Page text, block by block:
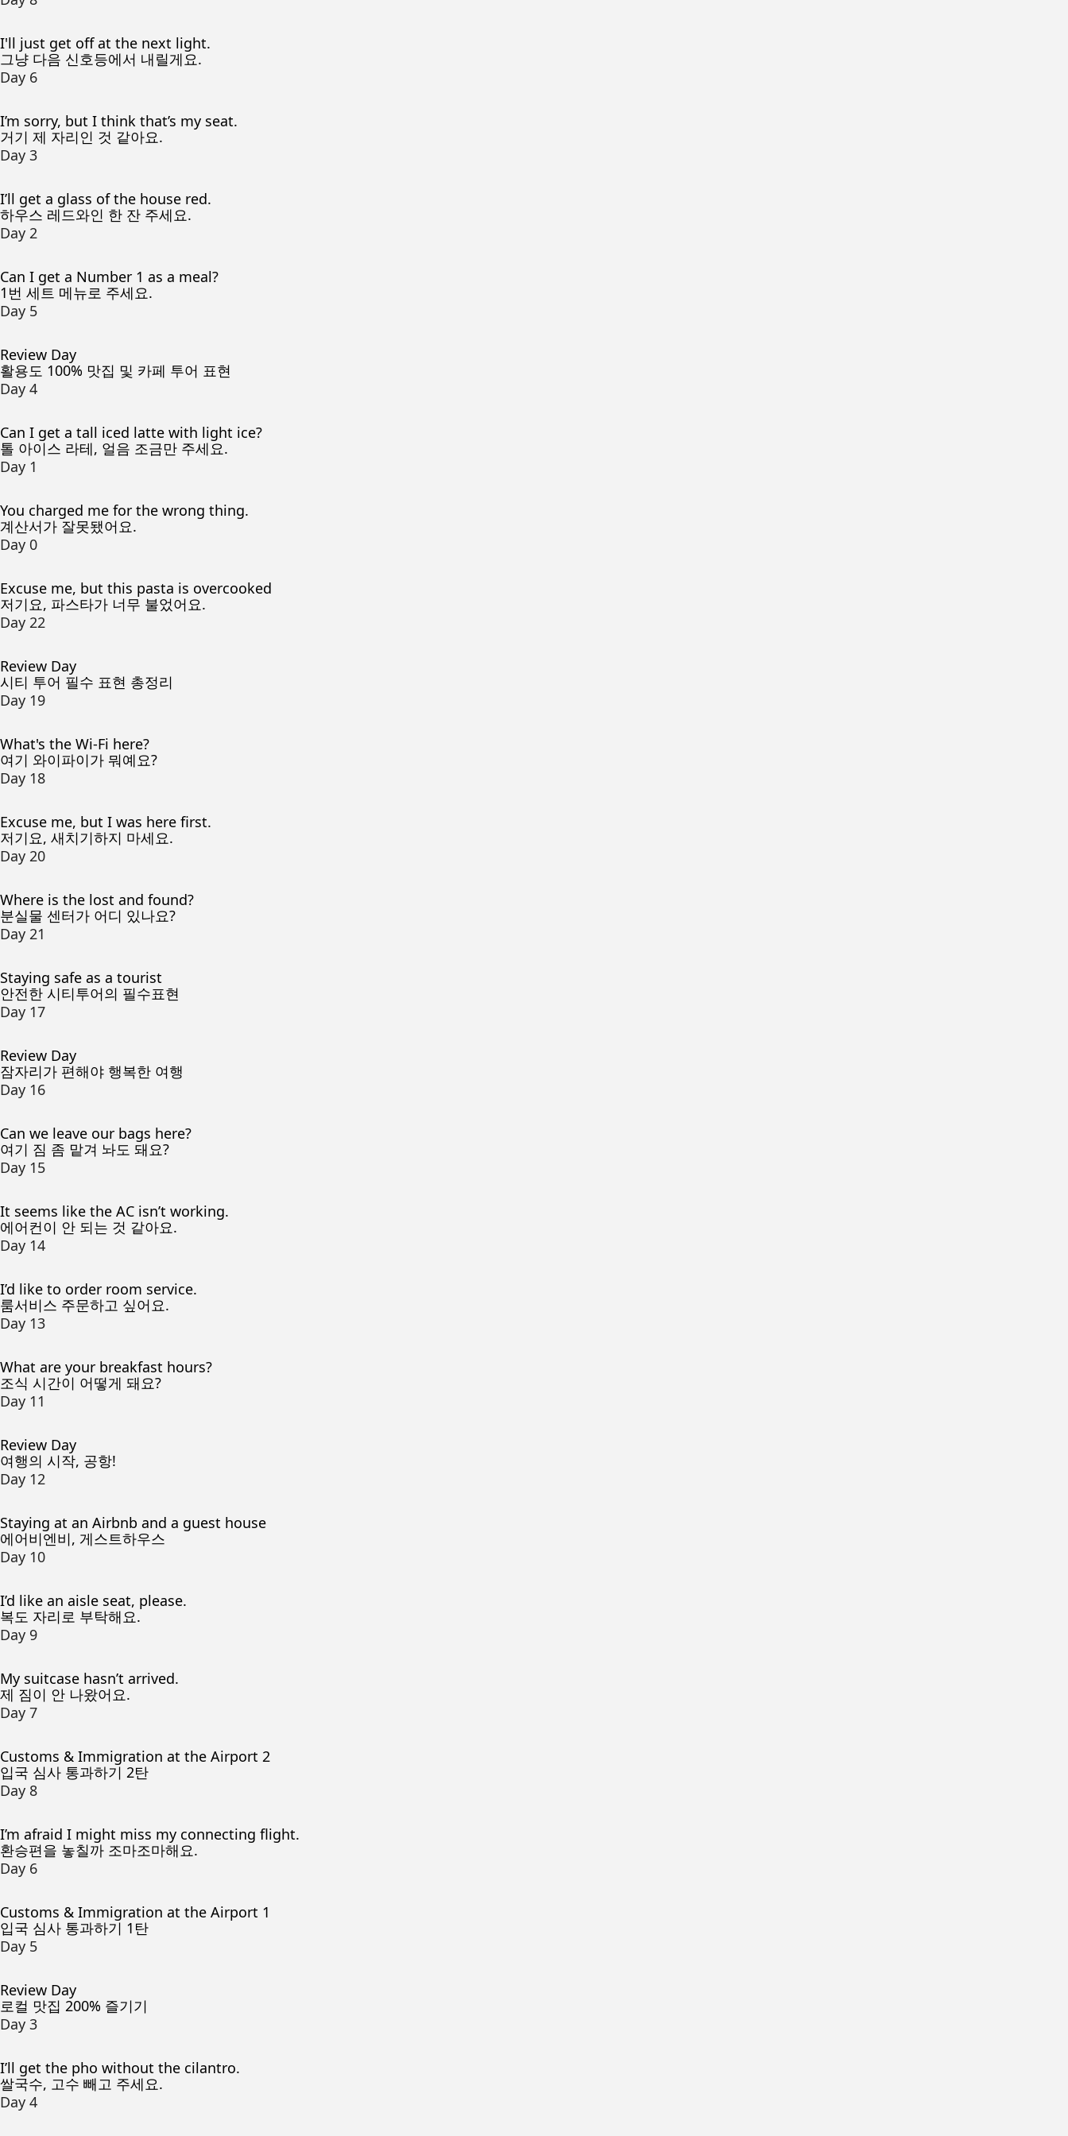
I'll just get off at the next light.
그냥 다음 신호등에서 내릴게요.
Day 6
I’m sorry, but I think that’s my seat.
거기 제 자리인 것 같아요.
Day 3
I’ll get a glass of the house red.
하우스 레드와인 한 잔 주세요.
Day 2
Can I get a Number 1 as a meal?
1번 세트 메뉴로 주세요.
Day 5
Review Day
활용도 100% 맛집 및 카페 투어 표현
Day 4
Can I get a tall iced latte with light ice?
톨 아이스 라테, 얼음 조금만 주세요.
Day 1
You charged me for the wrong thing.
계산서가 잘못됐어요.
Day 0
Excuse me, but this pasta is overcooked
저기요, 파스타가 너무 불었어요.
Day 22
Review Day
시티 투어 필수 표현 총정리
Day 19
What's the Wi-Fi here?
여기 와이파이가 뭐예요?
Day 18
Excuse me, but I was here first.
저기요, 새치기하지 마세요.
Day 20
Where is the lost and found?
분실물 센터가 어디 있나요?
Day 21
Staying safe as a tourist
안전한 시티투어의 필수표현
Day 17
Review Day
잠자리가 편해야 행복한 여행
Day 16
Can we leave our bags here?
여기 짐 좀 맡겨 놔도 돼요?
Day 15
It seems like the AC isn’t working.
에어컨이 안 되는 것 같아요.
Day 14
I’d like to order room service.
룸서비스 주문하고 싶어요.
Day 13
What are your breakfast hours?
조식 시간이 어떻게 돼요?
Day 11
Review Day
여행의 시작, 공항!
Day 12
Staying at an Airbnb and a guest house
에어비엔비, 게스트하우스
Day 10
I’d like an aisle seat, please.
복도 자리로 부탁해요.
Day 9
My suitcase hasn’t arrived.
제 짐이 안 나왔어요.
Day 7
Customs & Immigration at the Airport 2
입국 심사 통과하기 2탄
Day 8
I’m afraid I might miss my connecting flight.
환승편을 놓칠까 조마조마해요.
Day 6
Customs & Immigration at the Airport 1
입국 심사 통과하기 1탄
Day 5
Review Day
로컬 맛집 200% 즐기기
Day 3
I’ll get the pho without the cilantro.
쌀국수, 고수 빼고 주세요.
Day 4